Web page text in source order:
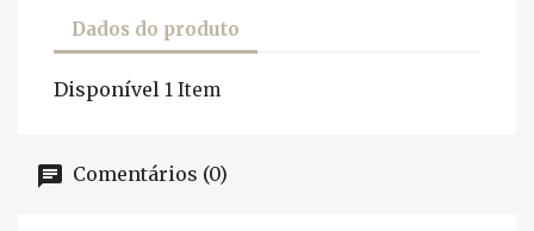
Dados do produto
Disponível 1 Item
Comentários (0)